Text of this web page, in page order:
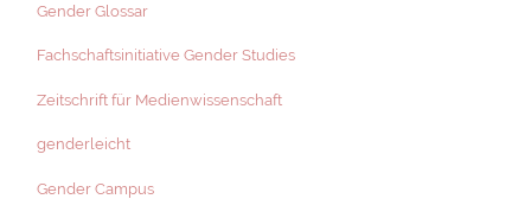
Gender Glossar
Fachschaftsinitiative Gender Studies
Zeitschrift für Medienwissenschaft
genderleicht
Gender Campus